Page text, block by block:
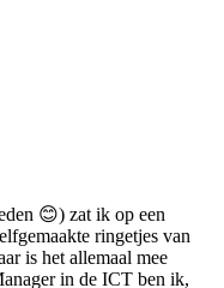
😊) zat ik op een
ringetjes van
is het allemaal mee
in de ICT ben ik,